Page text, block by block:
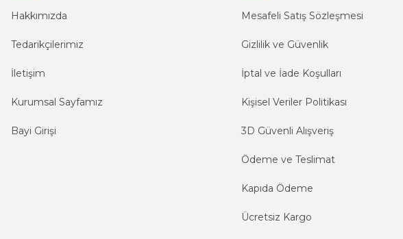
Hakkımızda
Tedarikçilerimiz
İletişim
Kurumsal Sayfamız
Bayi Girişi
Mesafeli Satış Sözleşmesi
Gizlilik ve Güvenlik
İptal ve İade Koşulları
Kişisel Veriler Politikası
3D Güvenli Alışveriş
Ödeme ve Teslimat
Kapıda Ödeme
Ücretsiz Kargo